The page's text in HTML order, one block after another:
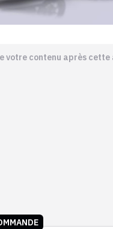
votre contenu après cette